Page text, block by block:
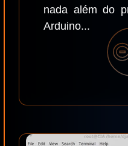
nada além do
Arduino...